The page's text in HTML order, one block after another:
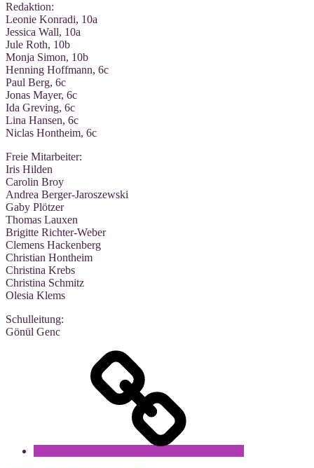
Redak­ti­on:
Leo­nie Kon­ra­di, 10a
Jes­si­ca Wall, 10a
Jule Roth, 10b
Mon­ja Simon, 10b
Hen­ning Hoff­mann, 6c
Paul Berg, 6c
Jonas May­er, 6c
Ida Gre­ving, 6c
Lina Han­sen, 6c
Nic­las Hont­heim, 6c
Freie Mit­ar­bei­ter:
Iris Hilden
Caro­lin Broy
Andrea Berger-Jaroszewski
Gaby Plötzer
Tho­mas Lauxen
Bri­git­te Richter-Weber
Cle­mens Hackenberg
Chris­ti­an Hontheim
Chris­ti­na Krebs
Chris­ti­na Schmitz
Ole­sia Klems
Schul­lei­tung:
Gönül Genc